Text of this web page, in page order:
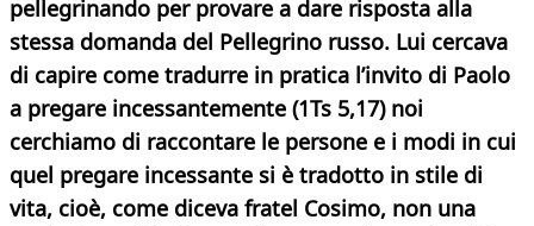
pellegrinando per provare a dare risposta alla
stessa domanda del Pellegrino russo. Lui cercava
di capire come tradurre in pratica l’invito di Paolo
a pregare incessantemente (1Ts 5,17) noi
cerchiamo di raccontare le persone e i modi in cui
quel pregare incessante si è tradotto in stile di
vita, cioè, come diceva fratel Cosimo, non una